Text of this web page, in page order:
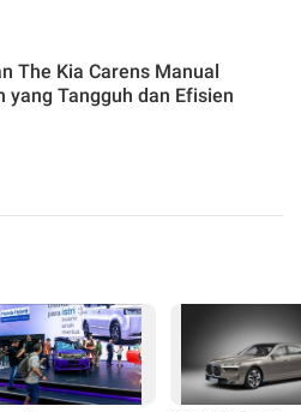
The Kia Carens Manual
yang Tangguh dan Efisien